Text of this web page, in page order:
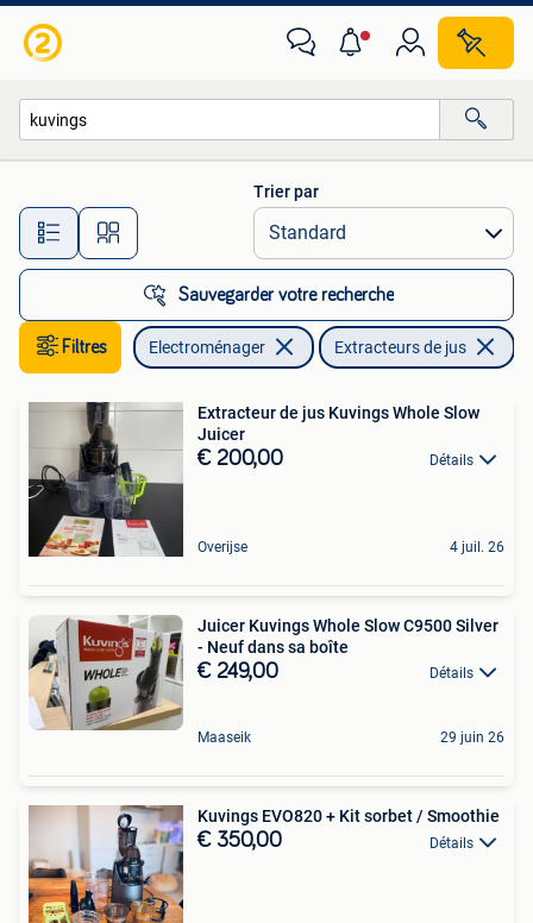
Toutes les distances…
Trier par
Sauvegarder votre recherche
Filtres Electroménager Extracteurs de jus
Extracteur de jus Kuvings Whole Slow
Juicer
€ 200,00 Détails
Overijse 4 juil. 26
Juicer Kuvings Whole Slow C9500 Silver
- Neuf dans sa boîte
€ 249,00 Détails
Maaseik 29 juin 26
Kuvings EVO820 + Kit sorbet / Smoothie
€ 350,00 Détails